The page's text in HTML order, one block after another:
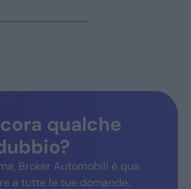
qualche
Broker Automobili è qua
a tutte le tue domande.